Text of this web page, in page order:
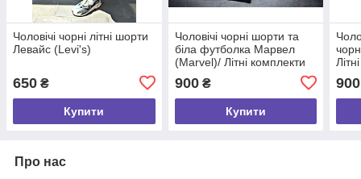
Чоловічі чорні літні шорти
Левайс (Levi's)
650 ₴
Купити
Чоловічі чорні шорти та
біла футболка Марвел
(Marvel)/ Літні комплекти
900₴
Купити
900
Про нас